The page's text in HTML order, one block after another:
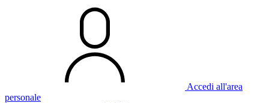
Accedi all'area
personale